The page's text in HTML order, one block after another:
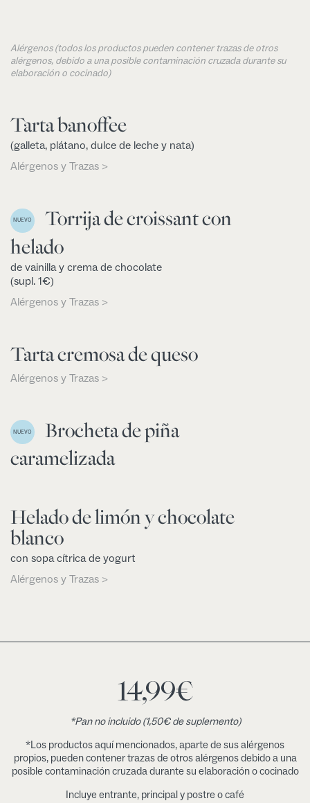
Alérgenos (todos los productos pueden contener trazas de otros
alérgenos, debido a una posible contaminación cruzada durante su
elaboración o cocinado)
Tarta banoffee
(galleta, plátano, dulce de leche y nata)
Alérgenos y Trazas >
NUEVO
Torrija de croissant con
helado
de vainilla y crema de chocolate
(supl. 1€)
Alérgenos y Trazas >
Tarta cremosa de queso
Alérgenos y Trazas >
NUEVO
Brocheta de piña
caramelizada
Helado de limón y chocolate
blanco
con sopa cítrica de yogurt
Alérgenos y Trazas >
14,99€
*Pan no incluido (1,50€ de suplemento)
*Los productos aquí mencionados, aparte de sus alérgenos
propios, pueden contener trazas de otros alérgenos debido a una
posible contaminación cruzada durante su elaboración o cocinado
Incluye entrante, principal y postre o café